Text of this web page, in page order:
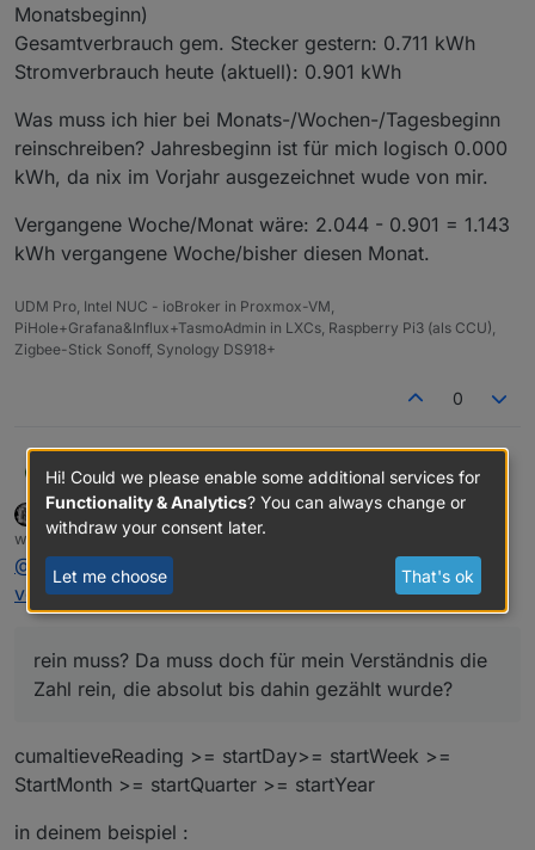
Monatsbeginn)
Gesamtverbrauch gem. Stecker gestern: 0.711 kWh
Stromverbrauch heute (aktuell): 0.901 kWh
Was muss ich hier bei Monats-/Wochen-/Tagesbeginn
reinschreiben? Jahresbeginn ist für mich logisch 0.000
kWh, da nix im Vorjahr ausgezeichnet wude von mir.
Vergangene Woche/Monat wäre: 2.044 - 0.901 = 1.143
kWh vergangene Woche/bisher diesen Monat.
UDM Pro, Intel NUC - ioBroker in Proxmox-VM,
PiHole+Grafana&Influx+TasmoAdmin in LXCs, Raspberry Pi3 (als CCU),
Zigbee-Stick Sonoff, Synology DS918+
0
Kueppert@dutchman kannst du mir nochmal erklären, was
beim Adapter unter
Zählerstand bei
Tagesbeginn/Wochenbeginn/Monatsbeginn
rein muss? Da muss doch für mein Verständnis die
Zahl rein, die absolut bis dahin gezählt wurde?
Beispiel Büro:
Gesamtverbrauch gem. Stecker: 2.044 kWh (seit
Monatsbeginn)
Gesamtverbrauch gem. Stecker gestern: 0.711 kWh
Stromverbrauch heute (aktuell): 0.901 kWh
Was muss ich hier bei
Monats-/Wochen-/Tagesbeginn reinschreiben?
Jahresbeginn ist für mich logisch 0.000 kWh, da nix
Vergangene Woche/Monat wäre: 2.044 - 0.901 =
Offline
Dutchman DEVELOPER MOST ACTIVE ADMINISTRATORS
wrote onJan 18, 2021, 1:06 PM
last edited by
@ kueppertsagte in
[SourceAnalytix 0.4.8-RC.1] Stable
version announcement
rein muss? Da muss doch für mein Verständnis die
Zahl rein, die absolut bis dahin gezählt wurde?
cumaltieveReading >= startDay>= startWeek >=
StartMonth >= startQuarter >= startYear
in deinem beispiel :
Hi! Could we please enable some additional services for
Functionality & Analytics? You can always change or
withdraw your consent later.
Let me choose That's ok